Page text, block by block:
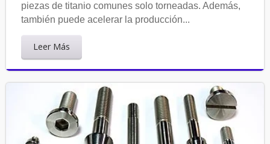
piezas de titanio comunes solo torneadas. Además,
también puede acelerar la producción...
Leer Más